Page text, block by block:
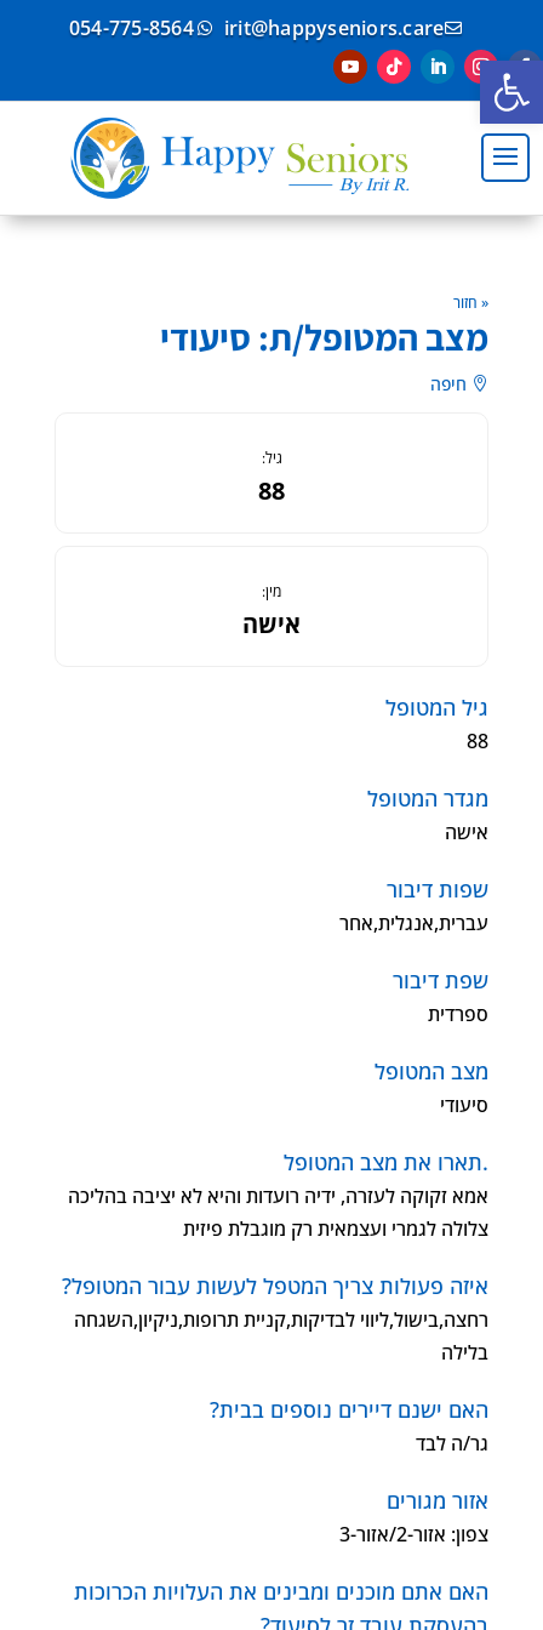
פתח סרגל נגישות

irit@happyseniors.care

054-775-8564
« חזור
מצב המטופל/ת: סיעודי
 חיפה
גיל:
88
מין:
אישה
גיל המטופל
88
מגדר המטופל
אישה
שפות דיבור
עברית,אנגלית,אחר
שפת דיבור
ספרדית
מצב המטופל
סיעודי
.תארו את מצב המטופל
אמא זקוקה לעזרה, ידיה רועדות והיא לא יציבה בהליכה
צלולה לגמרי ועצמאית רק מוגבלת פיזית
איזה פעולות צריך המטפל לעשות עבור המטופל?
רחצה,בישול,ליווי לבדיקות,קניית תרופות,ניקיון,השגחה
בלילה
האם ישנם דיירים נוספים בבית?
גר/ה לבד
אזור מגורים
צפון: אזור-2/אזור-3
האם אתם מוכנים ומבינים את העלויות הכרוכות